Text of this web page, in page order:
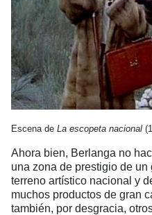
Escena de La escopeta nacional
Ahora bien, Berlanga no
una zona de prestigio de un
terreno artístico nacional y
muchos productos de gran
también, por desgracia,